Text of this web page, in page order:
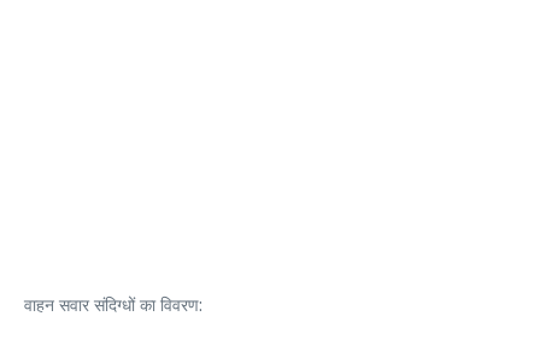
वाहन सवार संदिग्धों का विवरण: